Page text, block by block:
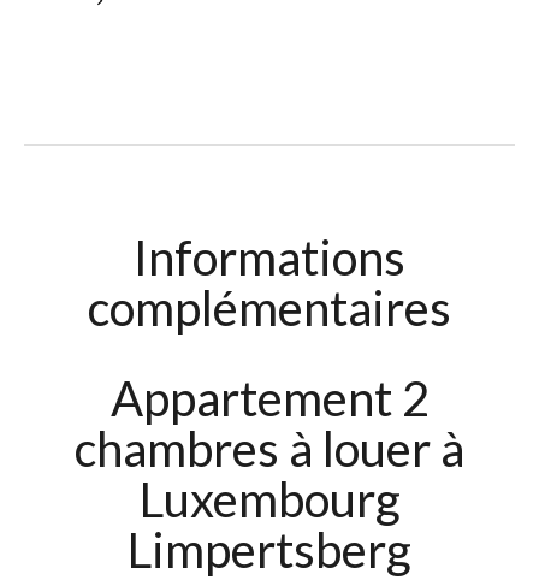
Informations
complémentaires
Appartement 2
chambres à louer à
Luxembourg
Limpertsberg